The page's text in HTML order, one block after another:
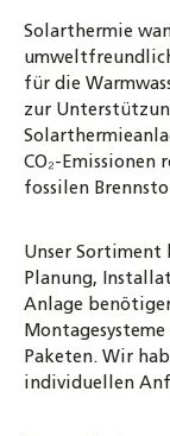
Solarthermie
für die
zur
CO₂-Emissionen
fossilen
Unser Sortiment
Planung,
Anlage
Paketen. Wir
individuellen